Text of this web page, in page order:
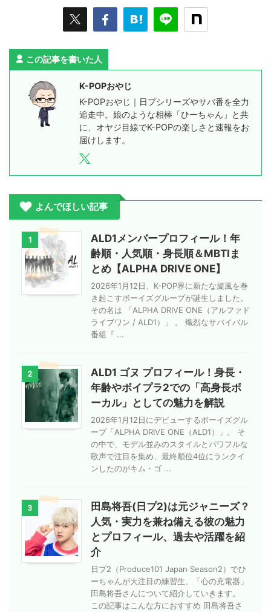
この記事を書いた人
K-POPおやじ
K-POPおやじ｜日プシリーズやサバ番を全力
追走中。娘のような相棒「ひーちゃん」と共
に、オヤジ目線でK-POPの楽しさと速報をお
届けします。
よんでほしい記事
1
ALD1メンバープロフィール！年
齢順・人気順・身長順＆MBTIま
とめ【ALPHA DRIVE ONE】
2026年1月12日、K-POP界に新たな旋風を巻
き起こすボーイズグループが誕生しました。
その名は 「ALPHA DRIVE ONE（アルファド
ライブワン / ALD1）」 。 熾烈なサバイバル
番組『 ...
2
ALD1 ゴヌ プロフィール！身長・
年齢やボイプラ2での「高身長ボ
ーカル」としての魅力を解説
2026年1月12日にデビューするボーイズグル
ープ「ALPHA DRIVE ONE（ALD1）」。 そ
の中で、モデル並みのスタイルとパワフルな
歌声で注目を集め、最終順位4位にランクイ
ンしたのがキム・ゴ ...
3
田島将吾(日プ2)は元ジャニーズ？
人気・実力を兼ね備える彼の魅力
とプロフィール、過去や活躍を紹
介
日プ2（Produce101 Japan Season2）でひ
ーちゃんが大注目の練習生、「心の充電器」
田島将吾さんについて紹介していきます。
この記事はこんな方におすすめ 田島将吾さ